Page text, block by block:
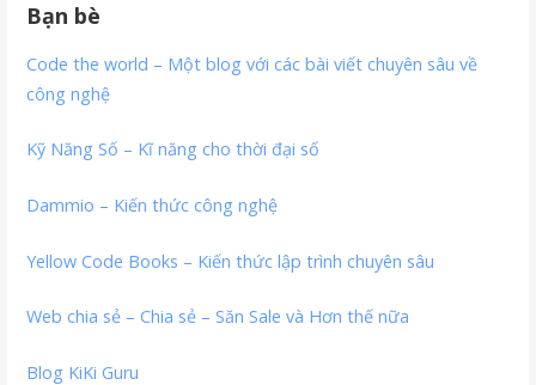
Bạn bè
Code the world – Một blog với các bài viết chuyên sâu về
công nghệ
Kỹ Năng Số – Kĩ năng cho thời đại số
Dammio – Kiến thức công nghệ
Yellow Code Books – Kiến thức lập trình chuyên sâu
Web chia sẻ – Chia sẻ – Săn Sale và Hơn thế nữa
Blog KiKi Guru